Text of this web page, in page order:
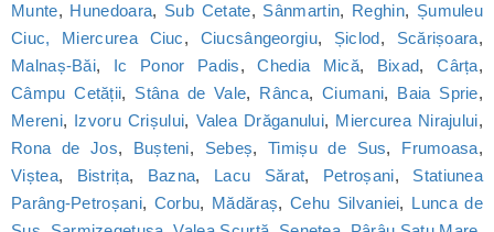
Munte, Hunedoara, Sub Cetate, Sânmartin, Reghin, Șumuleu
Ciuc, Miercurea Ciuc, Ciucsângeorgiu, Șiclod, Scărișoara,
Malnaș-Băi, Ic Ponor Padis,Chedia Mică, Bixad,Cârța,
Câmpu Cetății, Stâna de Vale, Rânca,Ciumani, Baia Sprie,
Mereni, Izvoru Crișului, Valea Drăganului, Miercurea Nirajului,
Rona de Jos, Bușteni, Sebeș, Timișu de Sus, Frumoasa,
Viștea, Bistrița, Bazna, Lacu Sărat, Petroșani, Statiunea
Parâng-Petroșani, Corbu, Mădăraș, Cehu Silvaniei, Lunca de